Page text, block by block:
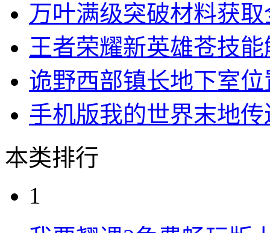
万叶满级突破材料获
王者荣耀新英雄苍技
诡野西部镇长地下室
手机版我的世界末地
本类排行
1